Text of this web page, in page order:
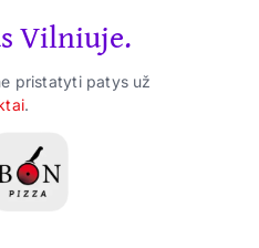
Užkandžiai
Vilniuje.
pristatyti patys už
.